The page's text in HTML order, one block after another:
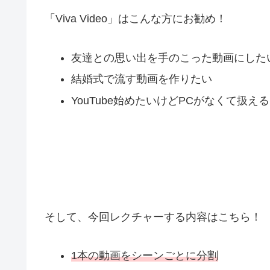
「Viva Video」はこんな方にお勧め！
友達との思い出を手のこった動画にした
結婚式で流す動画を作りたい
YouTube始めたいけどPCがなくて扱え
そして、今回レクチャーする内容はこちら！
1本の動画をシーンごとに分割